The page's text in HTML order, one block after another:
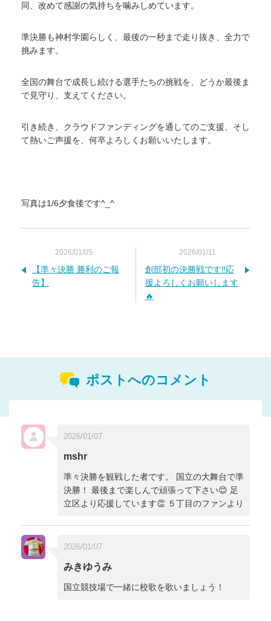
同、改めて感謝の気持ちを噛みしめています。
準決勝も神村学園らしく、最後の一秒まで走り抜き、全力で
挑みます。
全国の舞台で成長し続ける選手たちの挑戦を、どうか最後ま
で見守り、支えてください。
引き続き、クラウドファンディングを通してのご支援、そし
て熱いご声援を、何卒よろしくお願いいたします。
写真は1/6夕食後です^_^
2026/01/05
【準々決勝 勝利のご報
告】
2026/01/11
創部初の決勝戦です‼️応
援よろしくお願いします
🔥
ポストへのコメント
2026/01/07
mshr
準々決勝を観戦した者です。 国立の大舞台で準
決勝！ 最後まで楽しんで頑張って下さい😊 足
立区より応援しています👏 ５丁目のファンより
2026/01/07
みきゆうみ
国立競技場で一緒に校歌を歌いましょう！